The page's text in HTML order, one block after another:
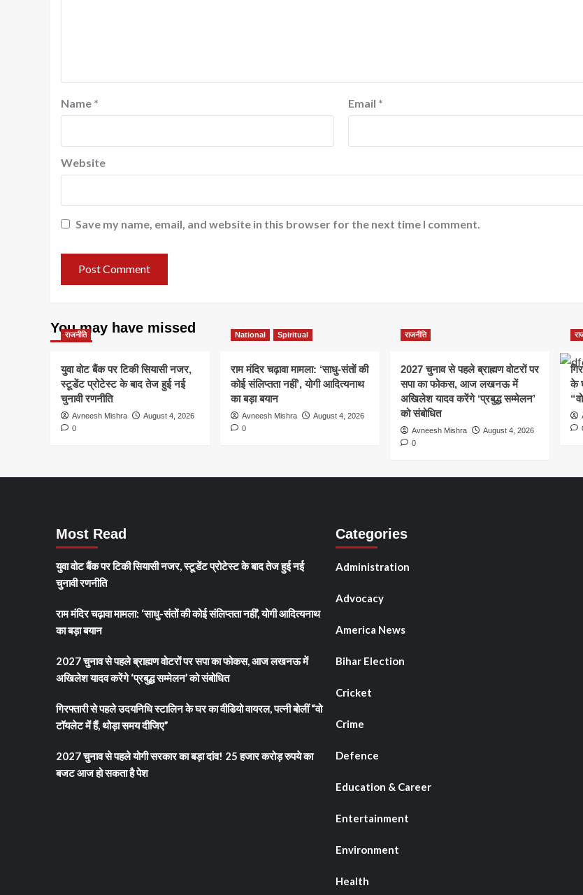
Name * Email *
Website
Save my name, email, and website in this browser for the next time I comment.
You may have missed
राजनीति
युवा वोट बैंक पर टिकी सियासी नजर,
स्टूडेंट प्रोटेस्ट के बाद तेज हुई नई
चुनावी रणनीति
Avneesh Mishra
August 4, 2026
0
National Spiritual
राम मंदिर चढ़ावा मामला: ‘साधु-संतों की
कोई संलिप्तता नहीं’, योगी आदित्यनाथ
का बड़ा बयान
Avneesh Mishra
August 4, 2026
0
राजनीति
2027 चुनाव से पहले ब्राह्मण वोटरों पर
सपा का फोकस, आज लखनऊ में
अखिलेश यादव करेंगे ‘प्रबुद्ध सम्मेलन’
को संबोधित
Avneesh Mishra
August 4, 2026
0
के
Most Read
युवा वोट बैंक पर टिकी सियासी नजर, स्टूडेंट प्रोटेस्ट के बाद तेज हुई नई
चुनावी रणनीति
राम मंदिर चढ़ावा मामला: ‘साधु-संतों की कोई संलिप्तता नहीं’, योगी आदित्यनाथ
का बड़ा बयान
2027 चुनाव से पहले ब्राह्मण वोटरों पर सपा का फोकस, आज लखनऊ में
अखिलेश यादव करेंगे ‘प्रबुद्ध सम्मेलन’ को संबोधित
गिरफ्तारी से पहले उदयनिधि स्टालिन के घर का वीडियो वायरल, पत्नी बोलीं “वो
टॉयलेट में हैं, थोड़ा समय दीजिए”
2027 चुनाव से पहले योगी सरकार का बड़ा दांव! 25 हजार करोड़ रुपये का
बजट आज हो सकता है पेश
Categories
Administration
Advocacy
America News
Bihar Election
Cricket
Crime
Defence
Education & Career
Entertainment
Environment
Health